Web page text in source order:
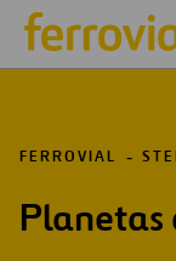
FERROVIAL
Planetas